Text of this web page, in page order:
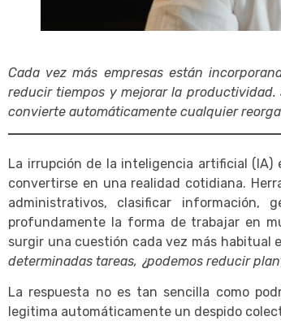
Cada vez más empresas están
reducir tiempos y mejorar la
convierte automáticamente cualquier
La irrupción de la inteligencia artificial (IA)
convertirse en una realidad cotidiana.
administrativos, clasificar información,
profundamente la forma de trabajar en
surgir una cuestión cada vez más habitual
determinadas tareas, ¿podemos reducir
La respuesta no es tan sencilla como
legitima automáticamente un despido